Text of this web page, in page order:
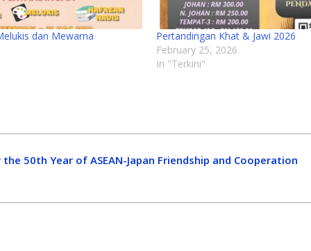
dan Mewarna
Pertandingan Khat & Jawi 2026
February 25, 2026
In "Terkini"
50th Year of ASEAN-Japan Friendship and Cooperation